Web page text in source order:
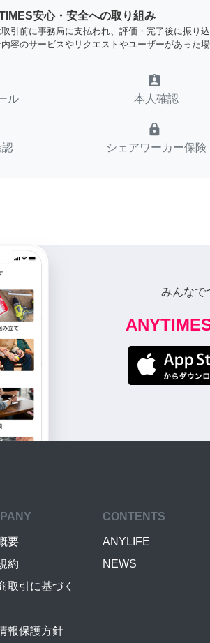
安心・安全への取り組み
引前に事務局に支払われ、評価・完了後に振り
容のサービスやリクエストやユーザーがあった
ル
assignment_ind
本人確認
lock
シェアワーカー保険
みんなで
要
約
取引に基づく
報保護方針
CONTENTS
ANYLIFE
NEWS